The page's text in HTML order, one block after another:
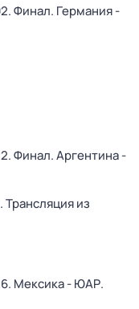
Финал. Германия -
Финал. Аргентина -
из
Мексика - ЮАР.